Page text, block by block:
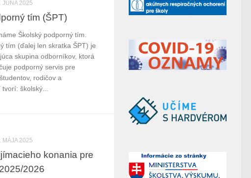
JÚNA 2025
tím (ŠPT)
Školský podporný tím.
tím (ďalej len skratka ŠPT) je
skupina odborníkov, ktorá
podporný servis pre
rodičov a
školský...
MÁJA 2025
konania pre
2026